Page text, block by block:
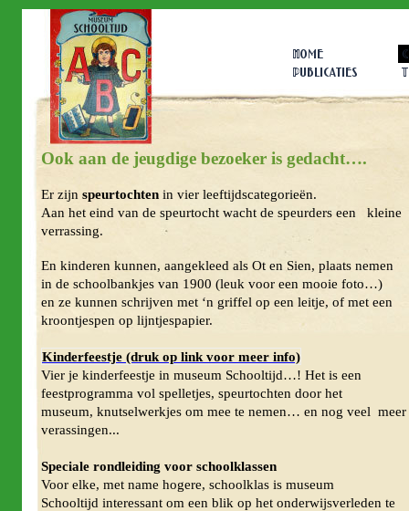
Ook aan de jeugdige bezoeker is gedacht….
Er zijn speurtochten in vier leeftijdscategorieën.
Aan het eind van de speurtocht wacht de speurders een kleine
verrassing.
En kinderen kunnen, aangekleed als Ot en Sien, plaats nemen
in de schoolbankjes van 1900 (leuk voor een mooie foto…)
en ze kunnen schrijven met ‘n griffel op een leitje, of met een
kroontjespen op lijntjespapier.
Kinderfeestje (druk op link voor meer info)
Vier je kinderfeestje in museum Schooltijd…! Het is een
feestprogramma vol spelletjes, speurtochten door het
museum, knutselwerkjes om mee te nemen… en nog veel meer
verassingen...
Speciale rondleiding voor schoolklassen
Voor elke, met name hogere, schoolklas is museum
Schooltijd interessant om een blik op het onderwijsverleden te
Home
Publicaties